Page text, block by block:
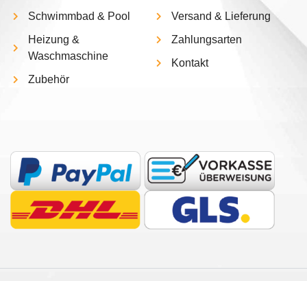
Schwimmbad & Pool
Heizung &
Waschmaschine
Zubehör
Versand & Lieferung
Zahlungsarten
Kontakt